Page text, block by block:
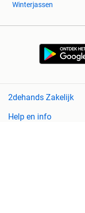
Winterjassen
2dehands Zakelijk
Help en info